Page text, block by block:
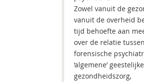
Zowel vanuit de
vanuit de overheid
tijd behoefte aan
over de relatie
forensische
‘algemene’ geestelijke
gezondheidszorg,